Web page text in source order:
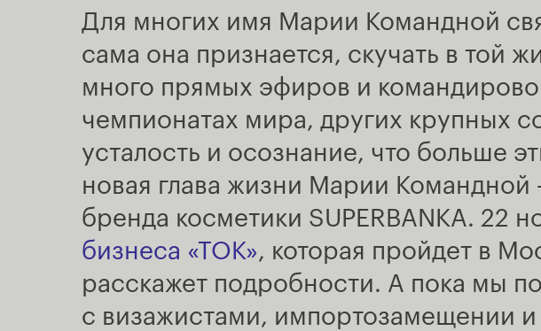
Для многих имя Марии Командной
сама она признается, скучать в той
много прямых эфиров и
чемпионатах мира, других крупных
усталость и осознание, что больше
новая глава жизни Марии
бренда косметики SUPERBANKA. 22
бизнеса «ТОК», которая пройдет в
расскажет подробности. А пока мы
с визажистами, импортозамещении